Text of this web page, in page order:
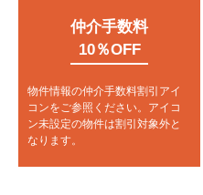
仲介手数料
10％OFF
物件情報の仲介手数料割引アイ
コンをご参照ください。 アイコ
ン未設定の物件は割引対象外と
なります。